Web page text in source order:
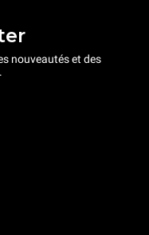
nouveautés et des